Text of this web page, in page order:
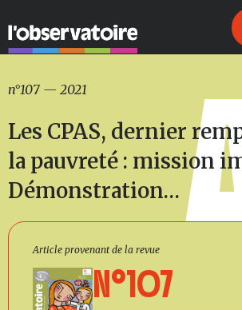
n°107 — 2021
Les CPAS, dernier
la pauvreté : mission
Démonstration…
Article provenant de la revue
N°107